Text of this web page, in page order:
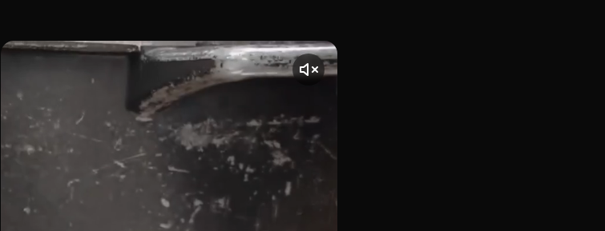
Contrapunto Les Arts, dentro del Palau de les Arts Reina Sofía (Avinguda del Professor López
[00:00 - Escena 1: Introducción y Ambiente] El vídeo comienza con una toma de Contrapunto